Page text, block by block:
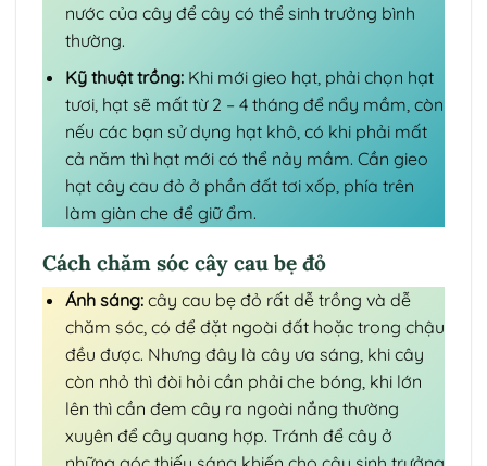
nước của cây để cây có thể sinh trưởng bình
thường.
Kỹ thuật trồng:Khi mới gieo hạt, phải chọn hạt
tươi, hạt sẽ mất từ 2 – 4 tháng để nẩy mầm, còn
nếu các bạn sử dụng hạt khô, có khi phải mất
cả năm thì hạt mới có thể nảy mầm. Cần gieo
hạt cây cau đỏ ở phần đất tơi xốp, phía trên
làm giàn che để giữ ẩm.
Cách chăm sóc cây cau bẹ đỏ
Ánh sáng: cây cau bẹ đỏ rất dễ trồng và dễ
chăm sóc, có để đặt ngoài đất hoặc trong chậu
đều được. Nhưng đây là cây ưa sáng, khi cây
còn nhỏ thì đòi hỏi cần phải che bóng, khi lớn
lên thì cần đem cây ra ngoài nắng thường
xuyên để cây quang hợp. Tránh để cây ở